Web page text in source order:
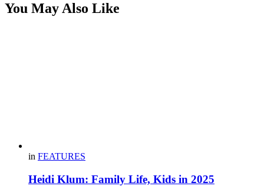
You May Also Like
in FEATURES
Heidi Klum: Family Life, Kids in 2025